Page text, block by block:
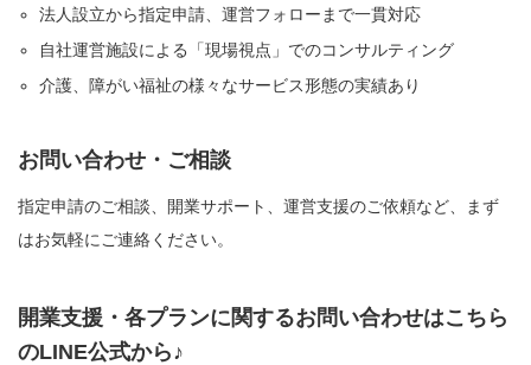
法人設立から指定申請、運営フォローまで一貫対応
自社運営施設による「現場視点」でのコンサルティング
介護、障がい福祉の様々なサービス形態の実績あり
お問い合わせ・ご相談
指定申請のご相談、開業サポート、運営支援のご依頼など、まず
はお気軽にご連絡ください。
開業支援・各プランに関するお問い合わせはこちら
のLINE公式から♪